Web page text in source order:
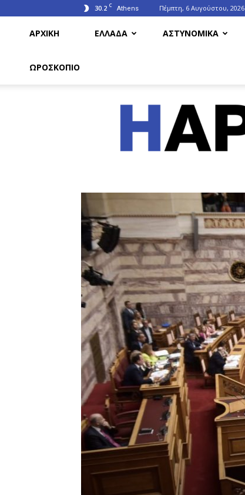
30.2 C Athens Πέμπτη, 6 Αυγούστου, 2026
ΑΡΧΙΚΗ ΕΛΛΑΔΑ ΑΣΤΥΝΟΜΙΚΑ
ΩΡΟΣΚΟΠΙΟ